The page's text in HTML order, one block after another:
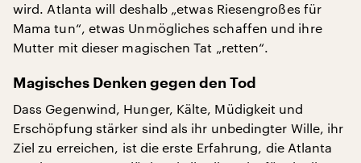
wird. Atlanta will deshalb „etwas Riesengroßes für
Mama tun“, etwas Unmögliches schaffen und ihre
Mutter mit dieser magischen Tat „retten“.
Magisches Denken gegen den Tod
Dass Gegenwind, Hunger, Kälte, Müdigkeit und
Erschöpfung stärker sind als ihr unbedingter Wille, ihr
Ziel zu erreichen, ist die erste Erfahrung, die Atlanta